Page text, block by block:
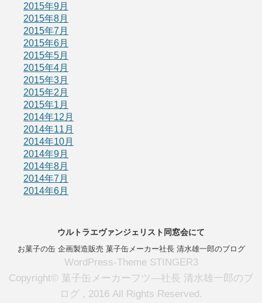
2015年9月
2015年8月
2015年7月
2015年6月
2015年5月
2015年4月
2015年3月
2015年2月
2015年1月
2014年12月
2014年11月
2014年10月
2014年9月
2014年8月
2014年7月
2014年6月
ウルトラエヴァンジェリスト同窓会にて
お菓子の缶 企画製造販売 菓子缶メーカー社長 清水雄一郎のブログ
WordPress-Theme STINGER3
Copyright© 菓子缶メーカーフツ―社長 清水雄一郎のブ
ログ , 2016 All Rights Reserved.